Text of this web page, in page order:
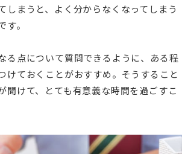
しまうと、よく分からなくなってしまう
。
る点について質問できるように、ある程
けておくことがおすすめ。そうすること
聞けて、とても有意義な時間を過ごすこ